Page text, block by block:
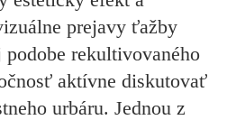
prejavy ťažby
podobe rekultivovaného
aktívne diskutovať
urbáru. Jednou z